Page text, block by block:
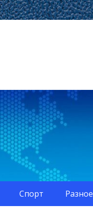
Спорт Разное